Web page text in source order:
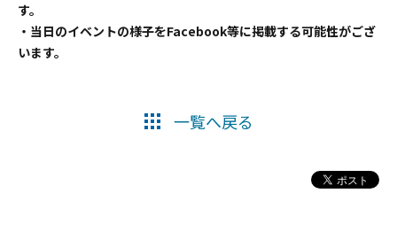
す。
・当日のイベントの様子をFacebook等に掲載する可能性がござ
います。
一覧へ戻る